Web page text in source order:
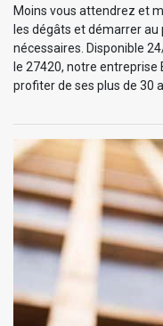
Moins vous attendrez et
les dégâts et démarrer
nécessaires. Disponible
le 27420, notre entreprise
profiter de ses plus de 30